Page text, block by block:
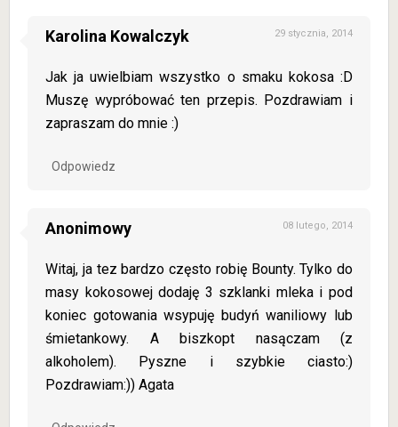
Karolina Kowalczyk 29 stycznia, 2014
Jak ja uwielbiam wszystko o smaku kokosa :D
Muszę wypróbować ten przepis. Pozdrawiam i
zapraszam do mnie :)
Odpowiedz
Anonimowy 08 lutego, 2014
Witaj, ja tez bardzo często robię Bounty. Tylko do
masy kokosowej dodaję 3 szklanki mleka i pod
koniec gotowania wsypuję budyń waniliowy lub
śmietankowy. A biszkopt nasączam (z
alkoholem). Pyszne i szybkie ciasto:)
Pozdrawiam:)) Agata